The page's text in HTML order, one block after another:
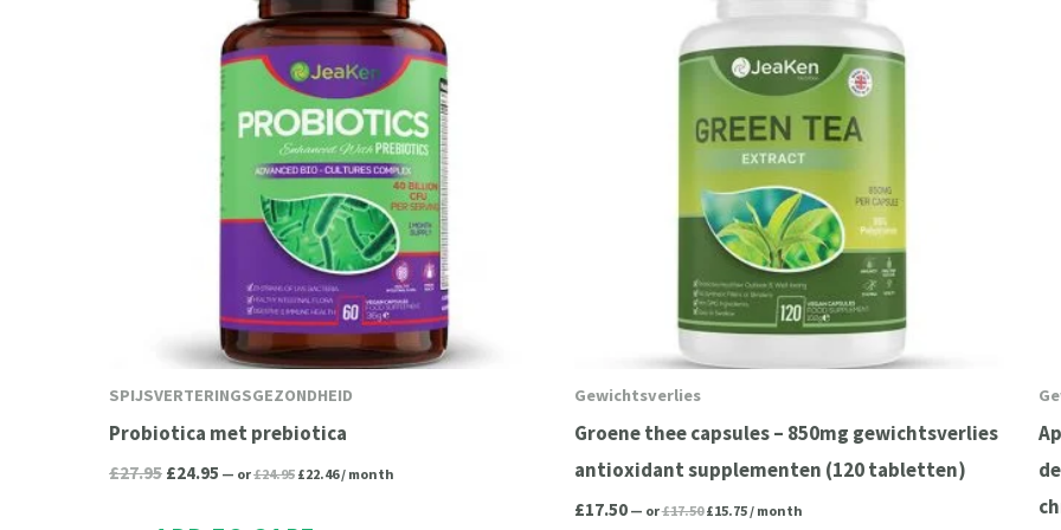
SPIJSVERTERINGSGEZONDHEID
Probiotica met prebiotica
£27.95 £24.95
£24.95.
— or£24.95 £22.46/ month
Gewichtsverlies
Groene thee capsules – 850mg gewichtsverlies
antioxidant supplementen (120 tabletten)
£17.50 — or£17.50 £15.75/ month